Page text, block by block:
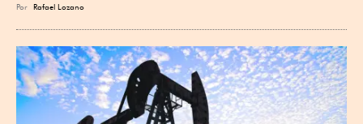
Por Rafael Lozano